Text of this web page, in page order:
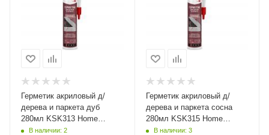
Герметик акриловый д/
дерева и паркета дуб
280мл KSK313 Home
Kudo(6)
В наличии: 2
Герметик акриловый д/
дерева и паркета сосна
280мл KSK315 Home
Kudo(6)
В наличии: 3